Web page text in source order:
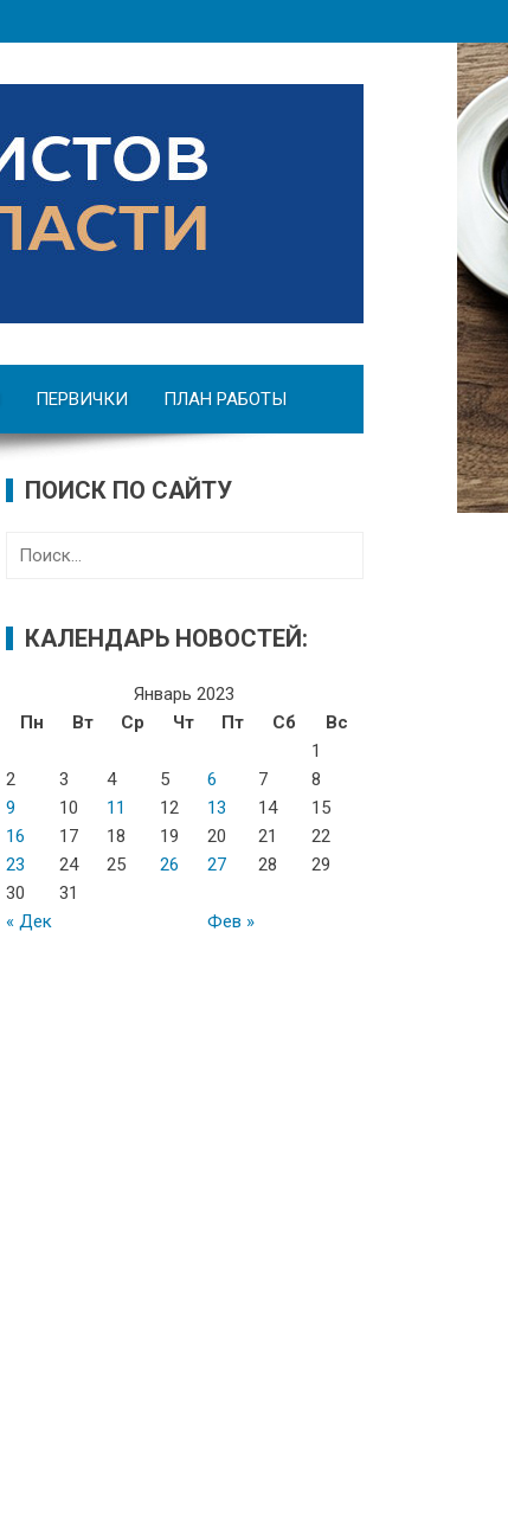
ПЕРВИЧКИ ПЛАН РАБОТЫ
ПОИСК ПО САЙТУ
т
КАЛЕНДАРЬ НОВОСТЕЙ:
Январь 2023
Пн
Вт Ср Чт Пт Сб Вс
« Дек Фев »
1
2
3 4 5 6 7
8
9
10 11 12 13 14
15
16
17 18 19 20 21
22
23
24 25 26 27 28
29
30
31